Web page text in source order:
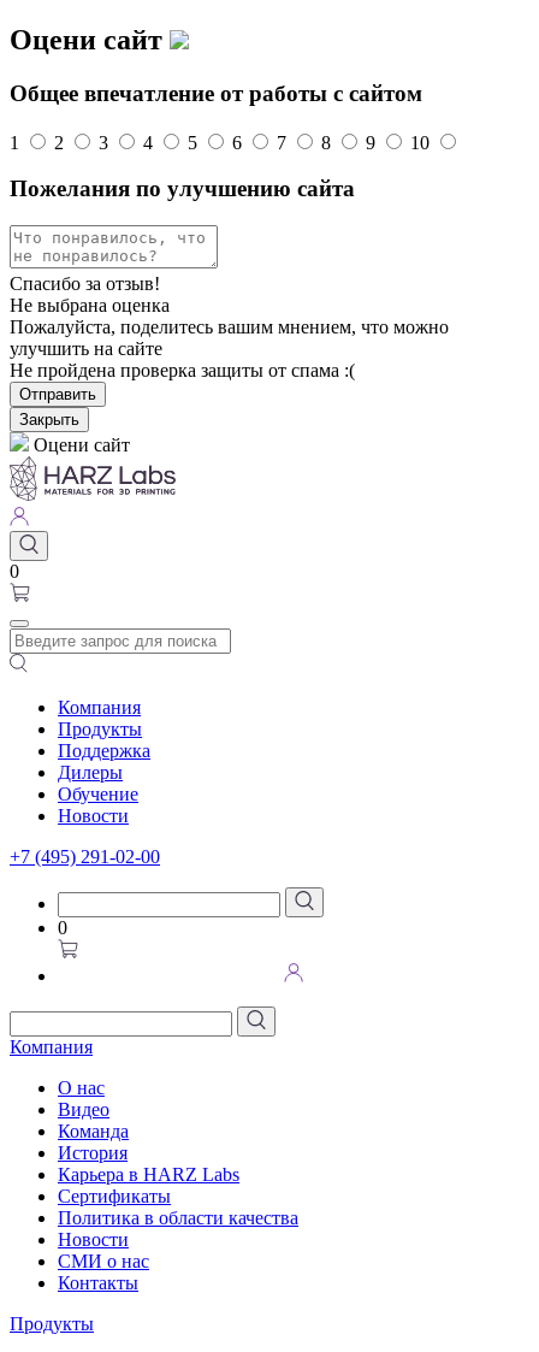
Оцени сайт
Общее впечатление от работы с сайтом
1 2 3 4 5 6 7 8 9 10
Пожелания по улучшению сайта
Спасибо за отзыв!
Не выбрана оценка
Пожалуйста, поделитесь вашим мнением, что можно
улучшить на сайте
Не пройдена проверка защиты от спама :(
Отправить
Закрыть
Оцени сайт
0
Компания
Продукты
Поддержка
Дилеры
Обучение
Новости
+7 (495) 291-02-00
0
Компания
О нас
Видео
Команда
История
Карьера в HARZ Labs
Сертификаты
Политика в области качества
Новости
СМИ о нас
Контакты
Продукты